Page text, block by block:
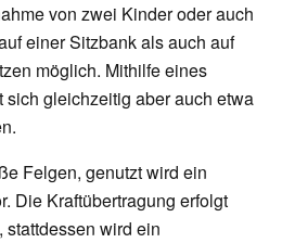
von zwei Kinder oder auch
einer Sitzbank als auch auf
möglich. Mithilfe eines
sich gleichzeitig aber auch etwa
Felgen, genutzt wird ein
Die Kraftübertragung erfolgt
stattdessen wird ein